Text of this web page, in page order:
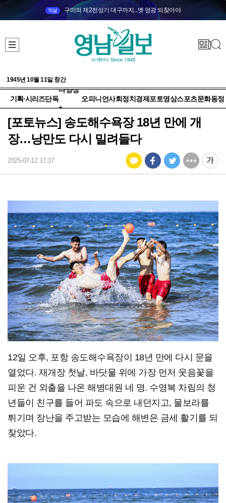
직설 구미의 제2전성기 대구까지...옛 영광 되찾아야
1945년 10월 11일 창간
기획·시리즈단독
다양성
+
오피니언사회정치 경제 포토영상스포츠문화동정
[포토뉴스] 송도해수욕장 18년 만에 개
장…낭만도 다시 밀려들다
2025-07-12 17:37
12일 오후, 포항 송도해수욕장이 18년 만에 다시 문을
열었다. 재개장 첫날, 바닷물 위에 가장 먼저 웃음꽃을
피운 건 외출을 나온 해병대원 네 명. 수영복 차림의 청
년들이 친구를 들어 파도 속으로 내던지고, 물보라를
튀기며 장난을 주고받는 모습에 해변은 금세 활기를 되
찾았다.